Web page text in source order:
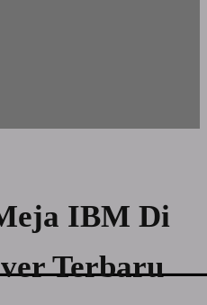
IBM Di
Terbaru